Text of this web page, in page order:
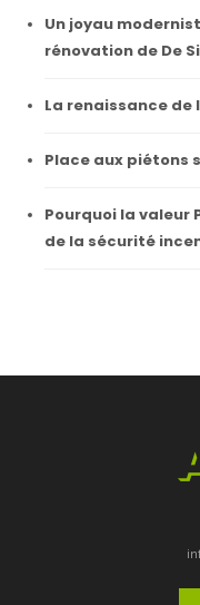
Un joyau
rénovation de De
La renaissance de
Place aux piétons
Pourquoi la valeur
de la sécurité